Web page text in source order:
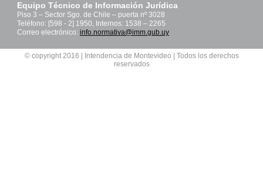
Equipo Técnico de Información Jurídica
Piso 3 – Sector Sgo. de Chile – puerta nº 3028
Teléfono: [598 - 2] 1950, Internos: 1538 – 2265
Correo electrónico: info.normativa@imm.gub.uy
© copyright 2016 | Intendencia de Montevideo | Todos los derechos
reservados